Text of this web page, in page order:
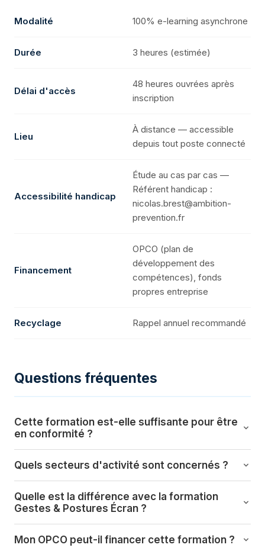
Modalité 100% e-learning asynchrone
Durée 3 heures (estimée)
Délai d'accès
48 heures ouvrées après
inscription
Lieu
À distance — accessible
depuis tout poste connecté
Accessibilité handicap
Étude au cas par cas —
Référent handicap :
nicolas.brest@ambition-
prevention.fr
Financement
OPCO (plan de
développement des
compétences), fonds
propres entreprise
Recyclage Rappel annuel recommandé
Questions fréquentes
Cette formation est-elle suffisante pour être
en conformité ?
postures en manutention. Pour une formation
l'Activité Physique), une partie pratique en présentiel
Quels secteurs d'activité sont concernés ?
commerce, santé, industrie, nettoyage... Tout salarié
activité professionnelle.
Quelle est la différence avec la formation
Gestes & Postures Écran ?
charges et la manutention manuelle (lever, déplacer,
Mon OPCO peut-il financer cette formation ?